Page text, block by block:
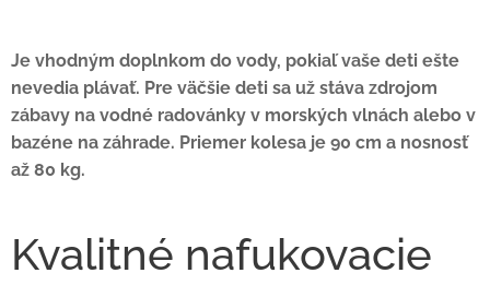
Je vhodným doplnkom do vody, pokiaľ vaše deti ešte
nevedia plávať. Pre väčšie deti sa už stáva zdrojom
zábavy na vodné radovánky v morských vlnách alebo v
bazéne na záhrade. Priemer kolesa je 90 cm a nosnosť
až 80 kg.
Kvalitné nafukovacie